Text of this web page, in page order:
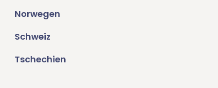
Norwegen
Schweiz
Tschechien